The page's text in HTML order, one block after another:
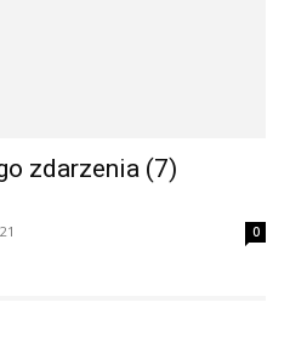
zdarzenia (7)
0